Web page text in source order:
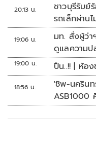
20:13 น.
ชาวบุรีรัมย์
รถเล็กผ่าน
19:06 น.
มท. สั่งผู้ว่า
ดูแลความป
19:00 น. ปืน..!! | ห้อ
18:56 น.
'ชิพ-นครินท
ASB1000